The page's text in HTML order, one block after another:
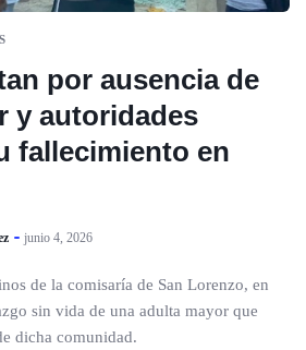
por ausencia de
y autoridades
fallecimiento en
junio 4, 2026
de la comisaría de San Lorenzo, en
sin vida de una adulta mayor que
dicha comunidad.